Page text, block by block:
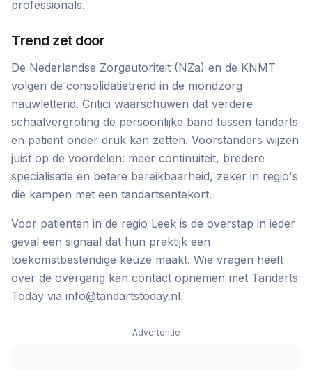
professionals.
Trend zet door
De Nederlandse Zorgautoriteit (NZa) en de KNMT
volgen de consolidatietrend in de mondzorg
nauwlettend. Critici waarschuwen dat verdere
schaalvergroting de persoonlijke band tussen tandarts
en patient onder druk kan zetten. Voorstanders wijzen
juist op de voordelen: meer continuiteit, bredere
specialisatie en betere bereikbaarheid, zeker in regio's
die kampen met een tandartsentekort.
Voor patienten in de regio Leek is de overstap in ieder
geval een signaal dat hun praktijk een
toekomstbestendige keuze maakt. Wie vragen heeft
over de overgang kan contact opnemen met Tandarts
Today via info@tandartstoday.nl.
Advertentie